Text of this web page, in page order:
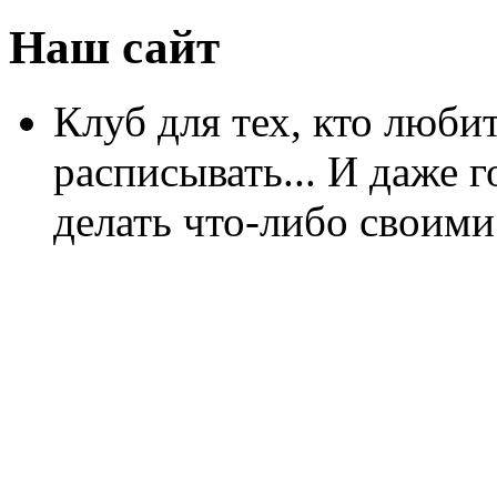
Наш сайт
Клуб для тех, кто
расписывать... И даже
делать что-либо